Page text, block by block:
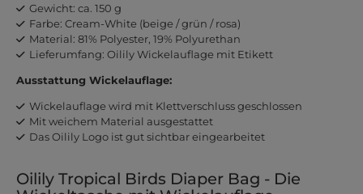
Gewicht: ca. 150 g
Farbe: Cream-White (beige / grün / rosa)
Material: 81% Polyester, 19% Polyurethan
Lieferumfang: Oilily Wickelauflage mit Etikett
Ausstattung Wickelauflage:
Wickelauflage wird mit Klettverschluss geschlossen
Mit weichem Material ausgestattet
Das Oilily Logo ist gut sichtbar eingearbeitet
Oilily Tropical Birds Diaper Bag - Die